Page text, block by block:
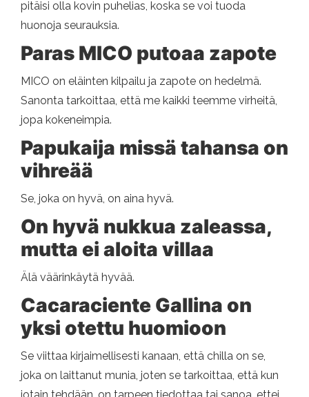
pitäisi olla kovin puhelias, koska se voi tuoda
huonoja seurauksia.
Paras MICO putoaa zapote
MICO on eläinten kilpailu ja zapote on hedelmä.
Sanonta tarkoittaa, että me kaikki teemme virheitä,
jopa kokeneimpia.
Papukaija missä tahansa on
vihreää
Se, joka on hyvä, on aina hyvä.
On hyvä nukkua zaleassa,
mutta ei aloita villaa
Älä väärinkäytä hyvää.
Cacaraciente Gallina on
yksi otettu huomioon
Se viittaa kirjaimellisesti kanaan, että chilla on se,
joka on laittanut munia, joten se tarkoittaa, että kun
jotain tehdään, on tarpeen tiedottaa tai sanoa, ettei